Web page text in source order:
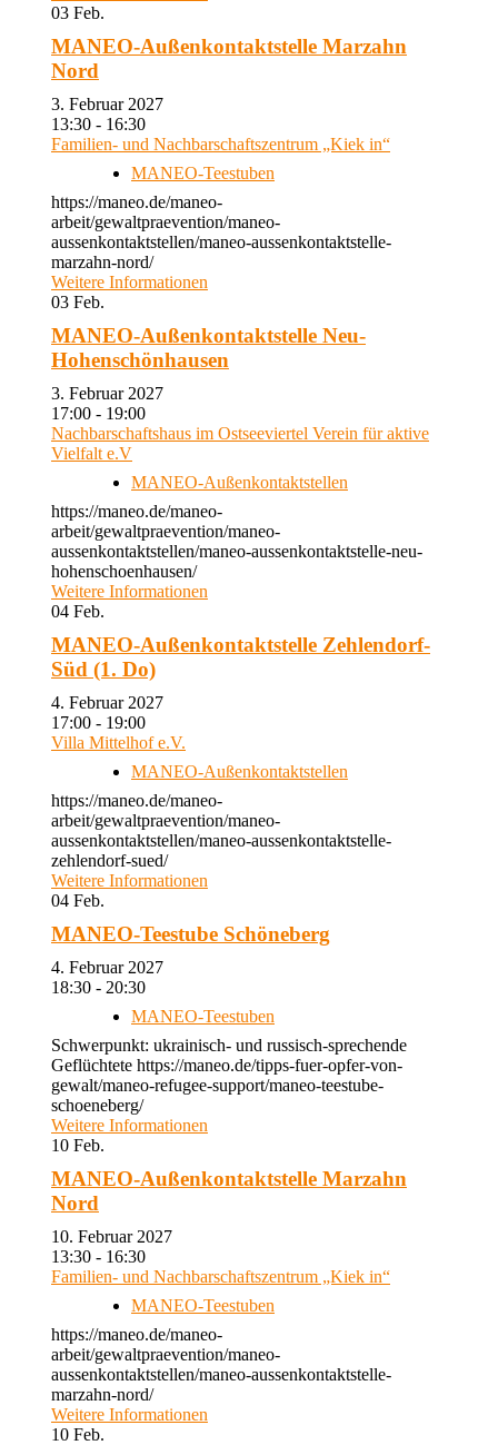
03 Feb.
MANEO-Außenkontaktstelle Marzahn
Nord
3. Februar 2027
13:30 - 16:30
Familien- und Nachbarschaftszentrum „Kiek in“
MANEO-Teestuben
https://maneo.de/maneo-
arbeit/gewaltpraevention/maneo-
aussenkontaktstellen/maneo-aussenkontaktstelle-
marzahn-nord/
Weitere Informationen
03 Feb.
MANEO-Außenkontaktstelle Neu-
Hohenschönhausen
3. Februar 2027
17:00 - 19:00
Nachbarschaftshaus im Ostseeviertel Verein für aktive
Vielfalt e.V
MANEO-Außenkontaktstellen
https://maneo.de/maneo-
arbeit/gewaltpraevention/maneo-
aussenkontaktstellen/maneo-aussenkontaktstelle-neu-
hohenschoenhausen/
Weitere Informationen
04 Feb.
MANEO-Außenkontaktstelle Zehlendorf-
Süd (1. Do)
4. Februar 2027
17:00 - 19:00
Villa Mittelhof e.V.
MANEO-Außenkontaktstellen
https://maneo.de/maneo-
arbeit/gewaltpraevention/maneo-
aussenkontaktstellen/maneo-aussenkontaktstelle-
zehlendorf-sued/
Weitere Informationen
04 Feb.
MANEO-Teestube Schöneberg
4. Februar 2027
18:30 - 20:30
MANEO-Teestuben
Schwerpunkt: ukrainisch- und russisch-sprechende
Geflüchtete https://maneo.de/tipps-fuer-opfer-von-
gewalt/maneo-refugee-support/maneo-teestube-
schoeneberg/
Weitere Informationen
10 Feb.
MANEO-Außenkontaktstelle Marzahn
Nord
10. Februar 2027
13:30 - 16:30
Familien- und Nachbarschaftszentrum „Kiek in“
MANEO-Teestuben
https://maneo.de/maneo-
arbeit/gewaltpraevention/maneo-
aussenkontaktstellen/maneo-aussenkontaktstelle-
marzahn-nord/
Weitere Informationen
10 Feb.